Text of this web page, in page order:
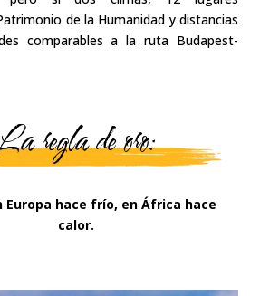
de la Humanidad y distancias
comparables a la ruta Budapest-
regla de oro:
Europa hace frío, en África hace
calor.